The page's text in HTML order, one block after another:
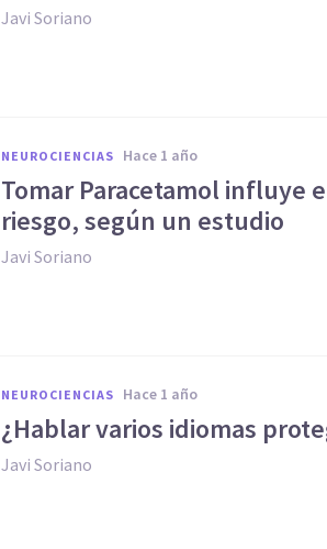
Javi Soriano
NEUROCIENCIAS hace 1 año
Tomar Paracetamol influye
riesgo, según un estudio
Javi Soriano
NEUROCIENCIAS hace 1 año
¿Hablar varios idiomas
Javi Soriano